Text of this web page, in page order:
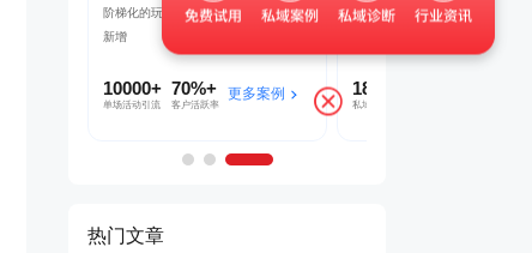
客户池，同时通过视频号直播等方式，
多渠道引流
1800w+
私域用户
210w+
社群用户
更多案例
北店开展私域试点工作，完成私
5w+
三个月获客
热门文章